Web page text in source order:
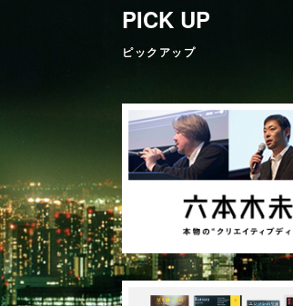
PICK UP
ピックアップ